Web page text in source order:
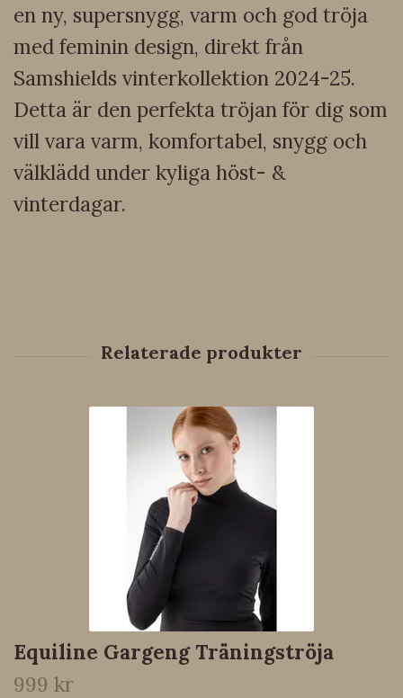
en ny, supersnygg, varm och god tröja
med feminin design, direkt från
Samshields vinterkollektion 2024-25.
Detta är den perfekta tröjan för dig som
vill vara varm, komfortabel, snygg och
välklädd under kyliga höst- &
vinterdagar.
Equiline Gargeng Träningströja
999 kr